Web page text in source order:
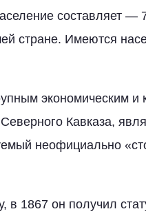
составляет
стране. Имеются
экономическим
Кавказа,
неофициально
в 1867 он получил